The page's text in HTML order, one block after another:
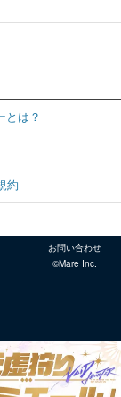
とは？
約
お問い合わせ
©Mare Inc.